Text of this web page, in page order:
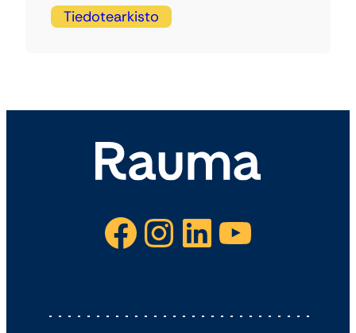
Tiedotearkisto
Facebook Instagram LinkedIn YouTube